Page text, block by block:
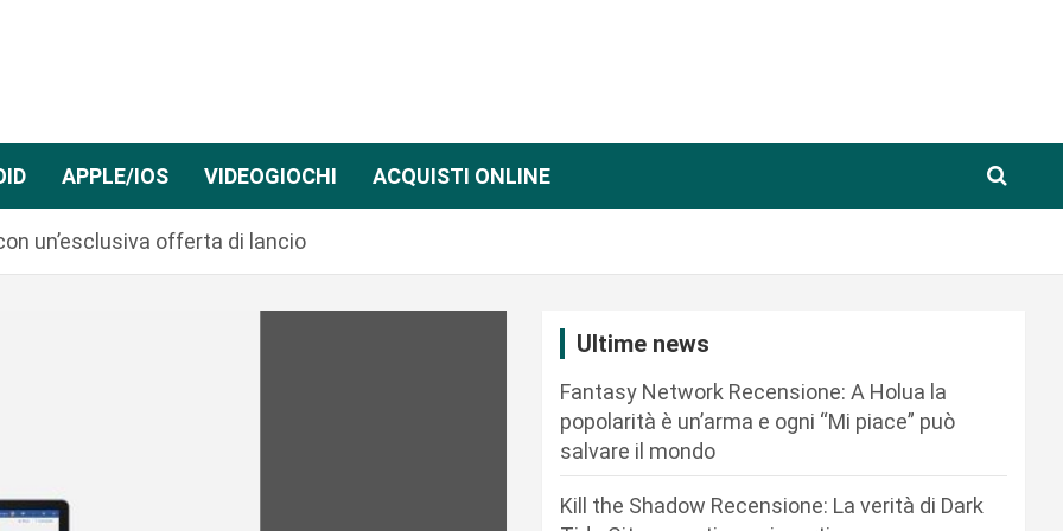
APPLE/IOS VIDEOGIOCHI ACQUISTI ONLINE
un’esclusiva offerta di lancio
Ultime news
Fantasy Network Recensione: A Holua la
popolarità è un’arma e ogni “Mi piace” può
salvare il mondo
Kill the Shadow Recensione: La verità di Dark